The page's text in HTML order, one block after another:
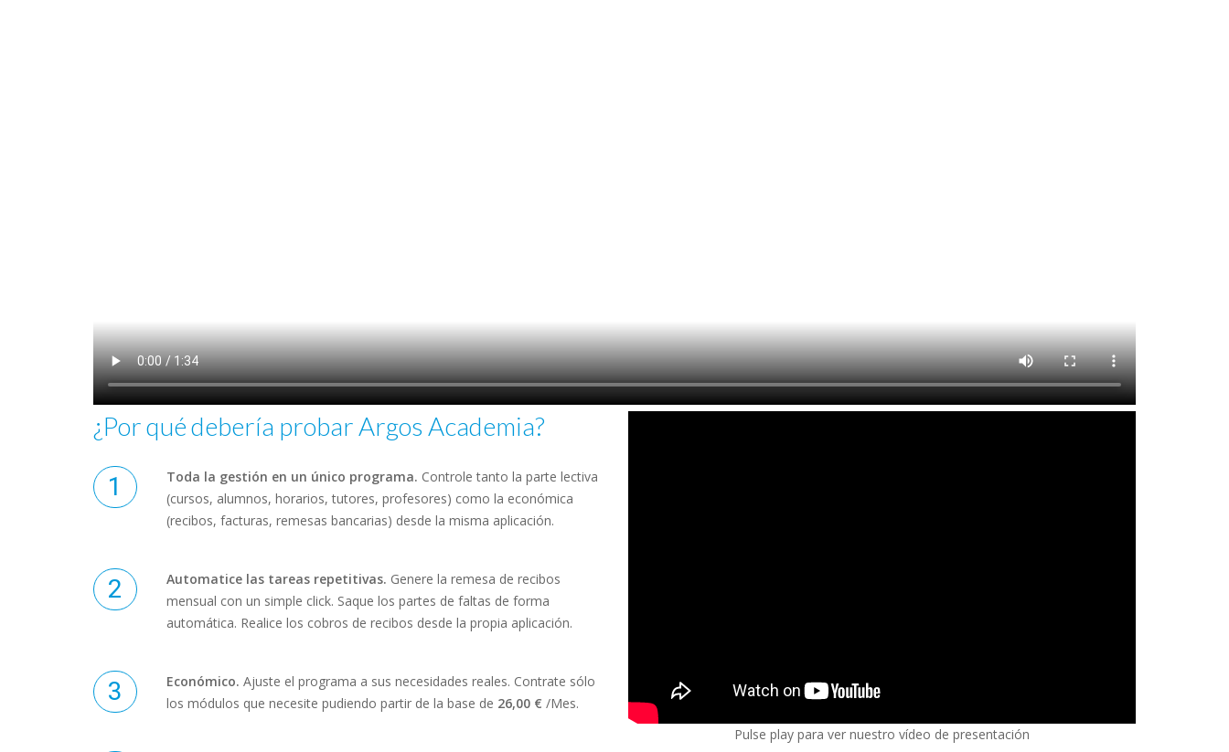
¿Por qué debería probar Argos Academia?
Toda la gestión en un único programa. Controle tanto la parte lectiva
(cursos, alumnos, horarios, tutores, profesores) como la económica
(recibos, facturas, remesas bancarias) desde la misma aplicación.
Automatice las tareas repetitivas. Genere la remesa de recibos
mensual con un simple click. Saque los partes de faltas de forma
automática. Realice los cobros de recibos desde la propia aplicación.
Económico. Ajuste el programa a sus necesidades reales. Contrate sólo
los módulos que necesite pudiendo partir de la base de 26,00 € /Mes.
Pulse play para ver nuestro vídeo de presentación